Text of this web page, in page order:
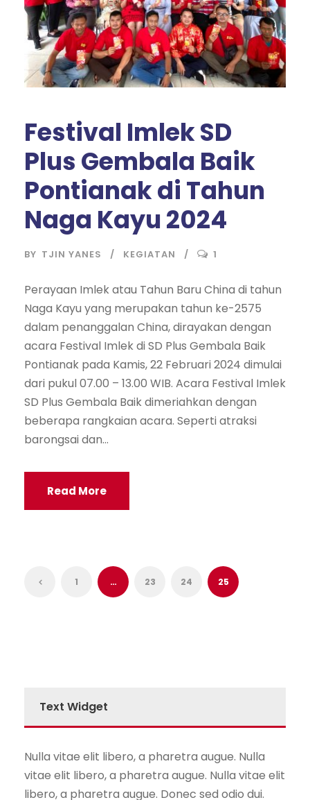
Festival Imlek SD
Plus Gembala Baik
Pontianak di Tahun
Naga Kayu 2024
BY TJIN YANES KEGIATAN 1
Perayaan Imlek atau Tahun Baru China di tahun
Naga Kayu yang merupakan tahun ke-2575
dalam penanggalan China, dirayakan dengan
acara Festival Imlek di SD Plus Gembala Baik
Pontianak pada Kamis, 22 Februari 2024 dimulai
dari pukul 07.00 – 13.00 WIB. Acara Festival Imlek
SD Plus Gembala Baik dimeriahkan dengan
beberapa rangkaian acara. Seperti atraksi
barongsai dan...
Read More
1 … 23 24 25
Text Widget
Nulla vitae elit libero, a pharetra augue. Nulla
vitae elit libero, a pharetra augue. Nulla vitae elit
libero, a pharetra augue. Donec sed odio dui.